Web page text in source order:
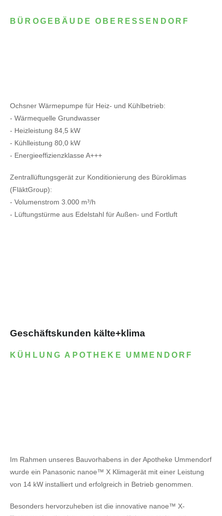
BÜROGEBÄUDE OBERESSENDORF
Ochsner Wärmepumpe für Heiz- und Kühlbetrieb:
- Wärmequelle Grundwasser
- Heizleistung 84,5 kW
- Kühlleistung 80,0 kW
- Energieeffizienzklasse A+++
Zentrallüftungsgerät zur Konditionierung des Büroklimas
(FläktGroup):
- Volumenstrom 3.000 m³/h
- Lüftungstürme aus Edelstahl für Außen- und Fortluft
Geschäftskunden kälte+klima
KÜHLUNG APOTHEKE UMMENDORF
Im Rahmen unseres Bauvorhabens in der Apotheke Ummendorf
wurde ein Panasonic nanoe™ X Klimagerät mit einer Leistung
von 14 kW installiert und erfolgreich in Betrieb genommen.
Besonders hervorzuheben ist die innovative nanoe™ X-